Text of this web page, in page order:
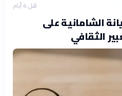
قبل 6 أيام
الشامانية على
الثقافي